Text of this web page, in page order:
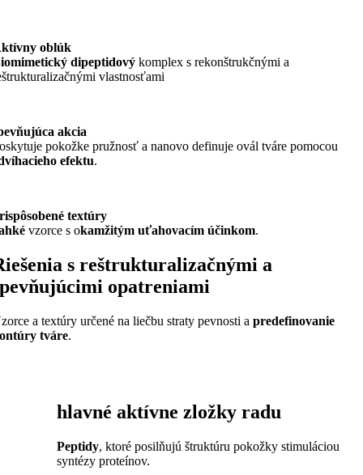
oblúk
dipeptidový komplex s rekonštrukčnými a
vlastnosťami
akcia
pokožke pružnosť a nanovo definuje ovál tváre pomocou
efektu.
textúry
vzorce s okamžitým uťahovacím účinkom.
s reštrukturalizačnými a
opatreniami
a textúry určené na liečbu straty pevnosti apredefinovanie
tváre.
hlavné aktívne zložky radu
Peptidy, ktoré posilňujú štruktúru pokožky stimuláciou
syntézy proteínov.